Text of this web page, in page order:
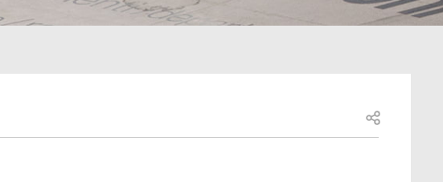
Open share